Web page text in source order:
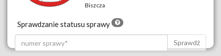
Biszcza
Sprawdzanie statusu sprawy
Sprawdź